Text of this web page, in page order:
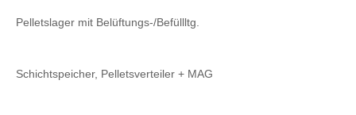
Pelletslager mit Belüftungs-/Befüllltg.
Schichtspeicher, Pelletsverteiler + MAG